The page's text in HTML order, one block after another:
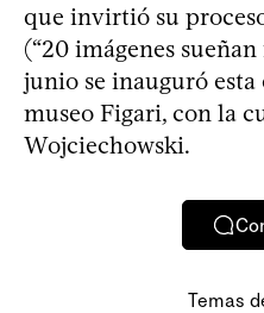
que invirtió su
(“20 imágenes
junio se inauguró
museo Figari, con la
Wojciechowski.
Temas